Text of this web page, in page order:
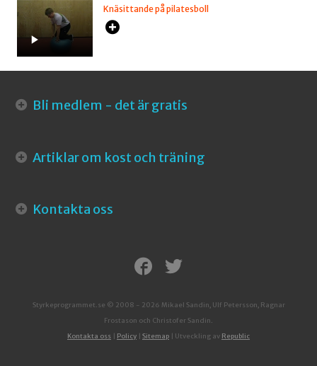
Knäsittande på pilatesboll
Bli medlem - det är gratis
Artiklar om kost och träning
Kontakta oss
Styrkeprogrammet.se © 2008 - 2026 Mikael Sandin, Ulf Petersson, Ragnar
Frostason och Christofer Sandin.
Kontakta oss
Policy Sitemap | Utveckling av Republic